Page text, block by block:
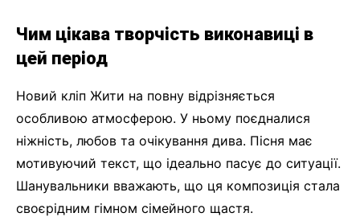
Чим цікава творчість виконавиці в
цей період
Новий кліп Жити на повну відрізняється
особливою атмосферою. У ньому поєдналися
ніжність, любов та очікування дива. Пісня має
мотивуючий текст, що ідеально пасує до ситуації.
Шанувальники вважають, що ця композиція стала
своєрідним гімном сімейного щастя.